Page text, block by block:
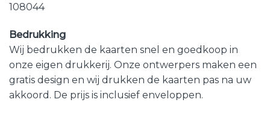
108044
Bedrukking
Wij bedrukken de kaarten snel en goedkoop in
onze eigen drukkerij. Onze ontwerpers maken een
gratis design en wij drukken de kaarten pas na uw
akkoord. De prijs is inclusief enveloppen.